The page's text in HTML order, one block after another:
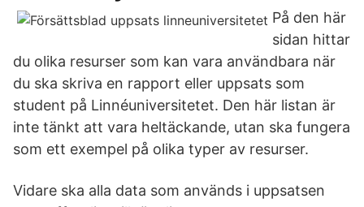
På den här
sidan hittar
du olika resurser som kan vara användbara när
du ska skriva en rapport eller uppsats som
student på Linnéuniversitetet. Den här listan är
inte tänkt att vara heltäckande, utan ska fungera
som ett exempel på olika typer av resurser.
Vidare ska alla data som används i uppsatsen